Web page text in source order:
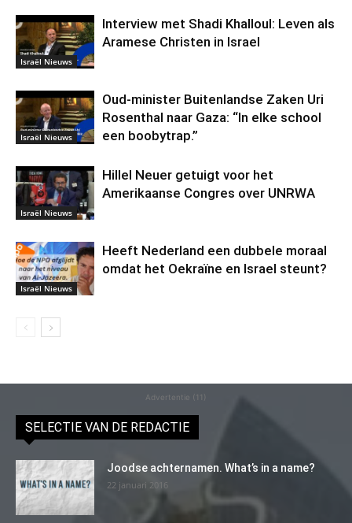
Israël Nieuws
Interview met Shadi Khalloul: Leven als
Aramese Christen in Israel
Israël Nieuws
Oud-minister Buitenlandse Zaken Uri
Rosenthal naar Gaza: “In elke school
een boobytrap.”
Israël Nieuws
Hillel Neuer getuigt voor het
Amerikaanse Congres over UNRWA
Israël Nieuws
Heeft Nederland een dubbele moraal
omdat het Oekraïne en Israel steunt?
Advertentie (11)
SELECTIE VAN DE REDACTIE
Joodse achternamen. What’s in a name?
22 januari 2016